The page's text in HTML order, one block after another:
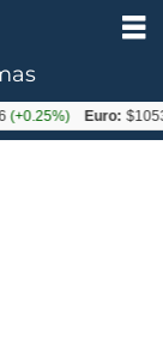
Euro: $1053,08(-